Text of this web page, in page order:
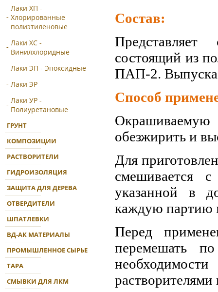
Состав:
состоящий из
ПАП-2.
Способ
обезжирить и
Для
смешивается
указанной в
каждую партию
Перед
перемешать
Лаки ХП -
Хлорированные
полиэтиленовые
Лаки ХС -
Винилхлоридные
Лаки ЭП - Эпоксидные
Лаки ЭР
Лаки УР -
Полиуретановые
ГРУНТ
КОМПОЗИЦИИ
РАСТВОРИТЕЛИ
ГИДРОИЗОЛЯЦИЯ
ЗАЩИТА ДЛЯ ДЕРЕВА
ОТВЕРДИТЕЛИ
ШПАТЛЕВКИ
ВД-АК МАТЕРИАЛЫ
ПРОМЫШЛЕННОЕ СЫРЬЕ
ТАРА
СМЫВКИ ДЛЯ ЛКМ